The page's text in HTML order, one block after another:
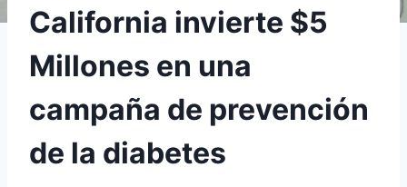
California invierte $5
Millones en una
campaña de prevención
de la diabetes